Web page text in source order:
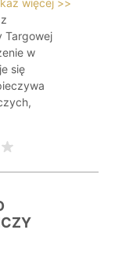
więcej >>
Targowej
w
się